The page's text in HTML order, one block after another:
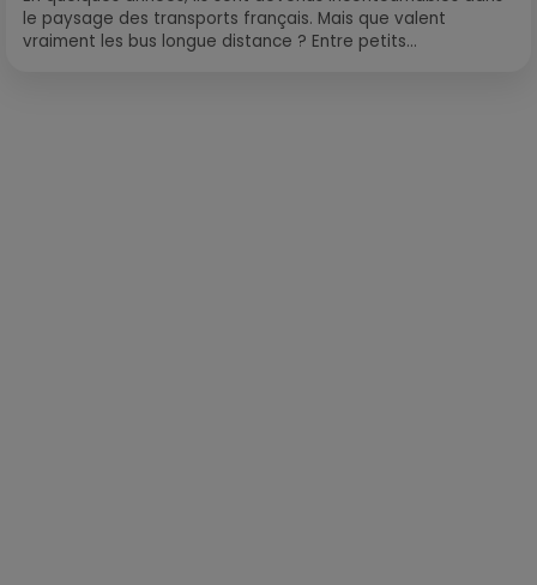
le paysage des transports français. Mais que valent
vraiment les bus longue distance ? Entre petits...